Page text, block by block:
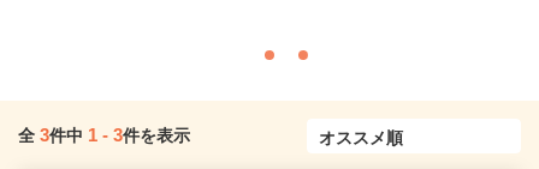
全 3件中 1 - 3件を表示